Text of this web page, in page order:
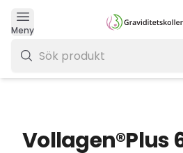
Meny
Vollagen®Plus